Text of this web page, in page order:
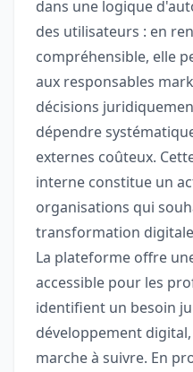
dans une logique
des utilisateurs : en
compréhensible, elle
aux responsables
décisions
dépendre
externes coûteux.
interne constitue un
organisations qui
transformation
La plateforme offre
accessible pour les
identifient un besoin
développement
marche à suivre. En